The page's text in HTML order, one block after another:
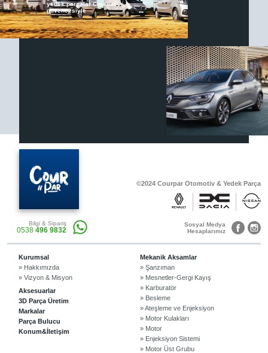
Otomobil, Suv, arazi ve ticari araçlar için
gerekli sarf malzemeler Courpar’da
3D baskı teknolojisiyle üretiyor,
müşterilerimize çözüm sunuyoruz.
Renault & Dacia Araçlarınızda
Yedek Parça Çözümleri için
En Güvenilir Destek Noktası
yedek parçalar Courpar
güvencesiyle
©2024 Courpar Otomotiv & Yedek Parça
Bilgi & Sipariş
0538 496 9832
Sosyal Medya
Hesaplarımız
Kurumsal
» Hakkımızda
» Vizyon & Misyon
Aksesuarlar
3D Parça Üretim
Markalar
Parça Bulucu
Konum&İletişim
Mekanik Aksamlar
» Şanzıman
» Mesnetler-Gergi Kayış
» Karburatör
» Besleme
» Ateşleme ve Enjeksiyon
» Motor Kulakları
» Motor
» Enjeksiyon Sistemi
» Motor Üst Grubu